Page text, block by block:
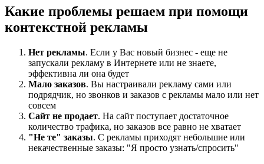
Какие проблемы решаем при помощи
контекстной рекламы
Нет рекламы. Если у Вас новый бизнес - еще не
запускали рекламу в Интернете или не знаете,
эффективна ли она будет
Мало заказов. Вы настраивали рекламу сами или
подрядчик, но звонков и заказов с рекламы мало или нет
совсем
Сайт не продает. На сайт поступает достаточное
количество трафика, но заказов все равно не хватает
"Не те" заказы. С рекламы приходят небольшие или
некачественные заказы: "Я просто узнать/спросить"